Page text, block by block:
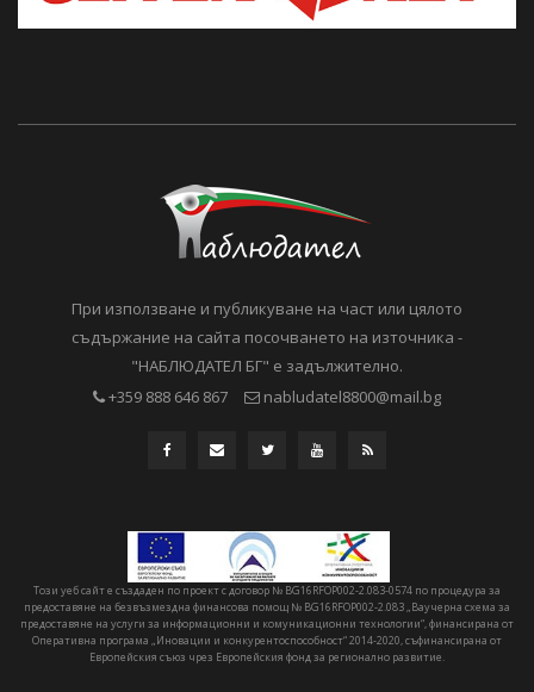
При използване и публикуване на част или цялото
съдържание на сайта посочването на източника -
"НАБЛЮДАТЕЛ БГ" е задължително.
+359 888 646 867
nabludatel8800@mail.bg
Този уеб сайт е създаден по проект с договор № BG16RFOP002-2.083-0574 по процедура за
предоставяне на безвъзмездна финансова помощ № BG16RFOP002-2.083 „Ваучерна схема за
предоставяне на услуги за информационни и комуникационни технологии“, финансирана от
Оперативна програма „Иновации и конкурентоспособност“ 2014-2020, съфинансирана от
Европейския съюз чрез Европейския фонд за регионално развитие.